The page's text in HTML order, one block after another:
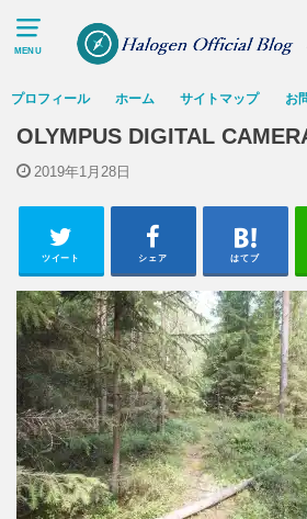
MENU
プロフィール ホーム サイトマップ お
OLYMPUS DIGITAL
2019年1月28日
ツイート シェア はてブ